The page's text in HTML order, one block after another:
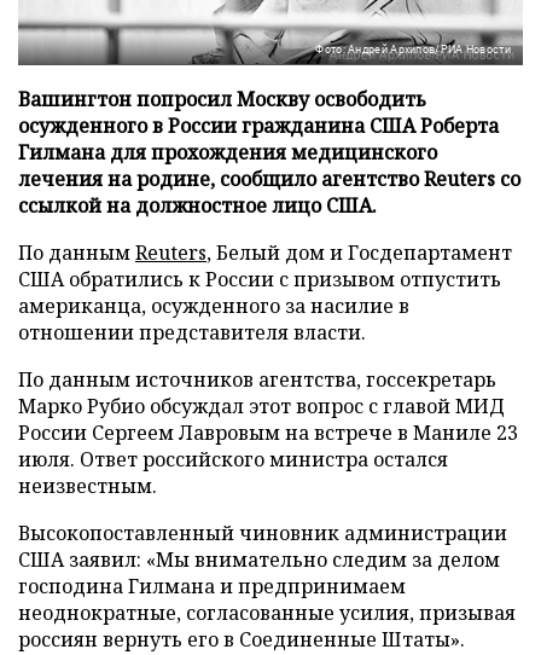
Фото: Андрей Архипов/РИА Новости
Вашингтон попросил Москву освободить
осужденного в России гражданина США Роберта
Гилмана для прохождения медицинского
лечения на родине, сообщило агентство Reuters со
ссылкой на должностное лицо США.
По даннымReuters, Белый дом и Госдепартамент
США обратились к России с призывом отпустить
американца, осужденного за насилие в
отношении представителя власти.
По данным источников агентства, госсекретарь
Марко Рубио обсуждал этот вопрос с главой МИД
России Сергеем Лавровым на встрече в Маниле 23
июля. Ответ российского министра остался
неизвестным.
Высокопоставленный чиновник администрации
США заявил: «Мы внимательно следим за делом
господина Гилмана и предпринимаем
неоднократные, согласованные усилия, призывая
россиян вернуть его в Соединенные Штаты».